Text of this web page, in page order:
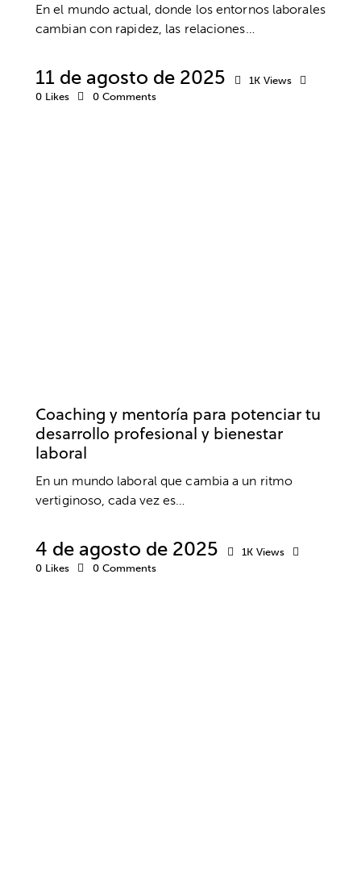
En el mundo actual, donde los entornos laborales
cambian con rapidez, las relaciones…
11 de agosto de 2025 1K Views
0 Likes 0 Comments
Coaching y mentoría para potenciar tu
desarrollo profesional y bienestar
laboral
En un mundo laboral que cambia a un ritmo
vertiginoso, cada vez es…
4 de agosto de 2025 1K Views
0 Likes 0 Comments